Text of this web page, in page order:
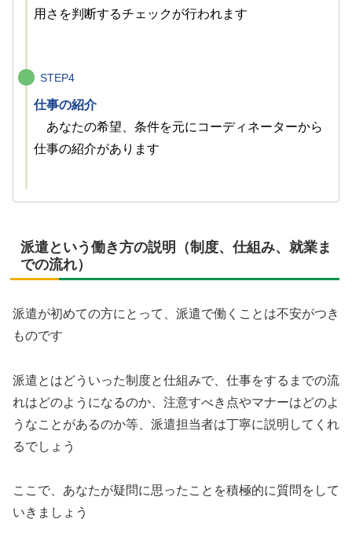
用さを判断するチェックが行われます
STEP4
仕事の紹介
あなたの希望、条件を元にコーディネーターから
仕事の紹介があります
派遣という働き方の説明（制度、仕組み、就業ま
での流れ）
派遣が初めての方にとって、派遣で働くことは不安がつき
ものです
派遣とはどういった制度と仕組みで、仕事をするまでの流
れはどのようになるのか、注意すべき点やマナーはどのよ
うなことがあるのか等、派遣担当者は丁寧に説明してくれ
るでしょう
ここで、あなたが疑問に思ったことを積極的に質問をして
いきましょう